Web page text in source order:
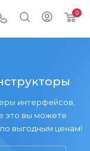
0
интерфейсов,
это вы можете
выгодным ценам!